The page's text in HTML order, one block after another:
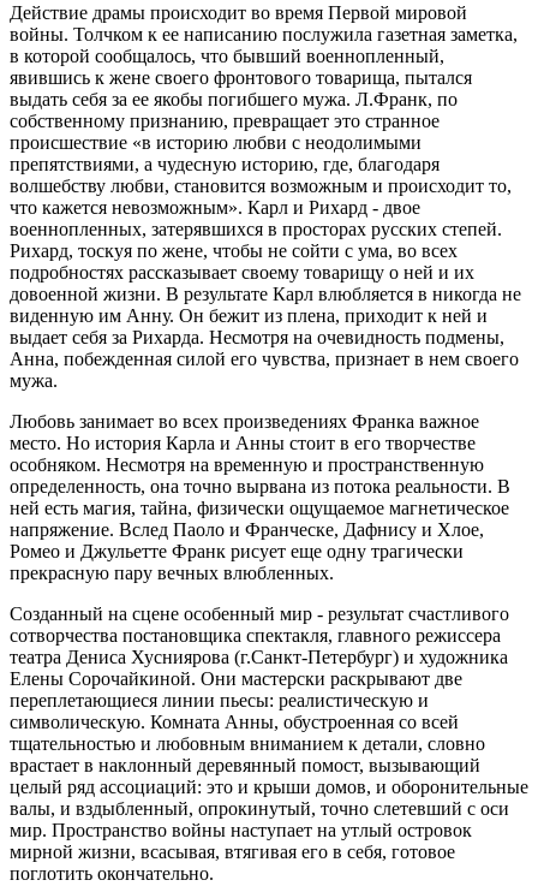
Действие драмы происходит во время Первой мировой
войны. Толчком к ее написанию послужила газетная заметка,
в которой сообщалось, что бывший военнопленный,
явившись к жене своего фронтового товарища, пытался
выдать себя за ее якобы погибшего мужа. Л.Франк, по
собственному признанию, превращает это странное
происшествие «в историю любви с неодолимыми
препятствиями, а чудесную историю, где, благодаря
волшебству любви, становится возможным и происходит то,
что кажется невозможным». Карл и Рихард - двое
военнопленных, затерявшихся в просторах русских степей.
Рихард, тоскуя по жене, чтобы не сойти с ума, во всех
подробностях рассказывает своему товарищу о ней и их
довоенной жизни. В результате Карл влюбляется в никогда не
виденную им Анну. Он бежит из плена, приходит к ней и
выдает себя за Рихарда. Несмотря на очевидность подмены,
Анна, побежденная силой его чувства, признает в нем своего
мужа.
Любовь занимает во всех произведениях Франка важное
место. Но история Карла и Анны стоит в его творчестве
особняком. Несмотря на временную и пространственную
определенность, она точно вырвана из потока реальности. В
ней есть магия, тайна, физически ощущаемое магнетическое
напряжение. Вслед Паоло и Франческе, Дафнису и Хлое,
Ромео и Джульетте Франк рисует еще одну трагически
прекрасную пару вечных влюбленных.
Созданный на сцене особенный мир - результат счастливого
сотворчества постановщика спектакля, главного режиссера
театра Дениса Хусниярова (г.Санкт-Петербург) и художника
Елены Сорочайкиной. Они мастерски раскрывают две
переплетающиеся линии пьесы: реалистическую и
символическую. Комната Анны, обустроенная со всей
тщательностью и любовным вниманием к детали, словно
врастает в наклонный деревянный помост, вызывающий
целый ряд ассоциаций: это и крыши домов, и оборонительные
валы, и вздыбленный, опрокинутый, точно слетевший с оси
мир. Пространство войны наступает на утлый островок
мирной жизни, всасывая, втягивая его в себя, готовое
поглотить окончательно.